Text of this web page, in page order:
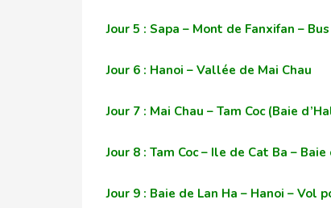
Jour 5 : Sapa – Mont de Fanxifan –
Jour 6 : Hanoi – Vallée de Mai Chau
Jour 7 : Mai Chau – Tam Coc (Baie
Jour 8 : Tam Coc – Ile de Cat Ba – Baie
Jour 9 : Baie de Lan Ha – Hanoi – Vol